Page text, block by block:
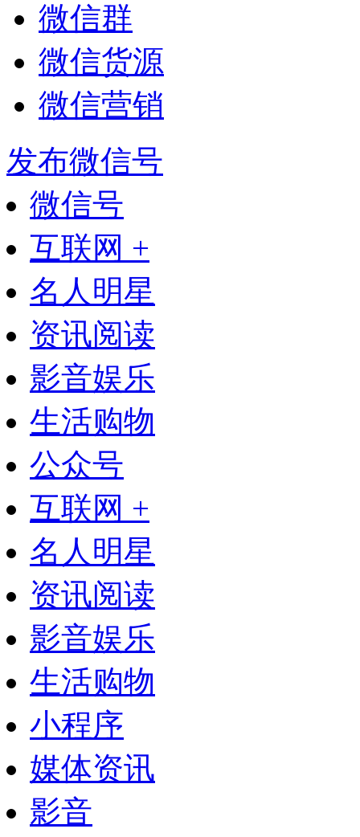
微信群
微信货源
微信营销
发布微信号
微信号
互联网 +
名人明星
资讯阅读
影音娱乐
生活购物
公众号
互联网 +
名人明星
资讯阅读
影音娱乐
生活购物
小程序
媒体资讯
影音